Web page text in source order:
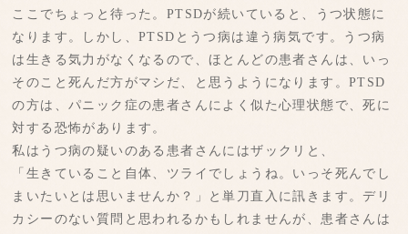
ここでちょっと待った。PTSDが続いていると、うつ状態に
なります。しかし、PTSDとうつ病は違う病気です。うつ病
は生きる気力がなくなるので、ほとんどの患者さんは、いっ
そのこと死んだ方がマシだ、と思うようになります。PTSD
の方は、パニック症の患者さんによく似た心理状態で、死に
対する恐怖があります。
私はうつ病の疑いのある患者さんにはザックリと、
「生きていること自体、ツライでしょうね。いっそ死んでし
まいたいとは思いませんか？」と単刀直入に訊きます。デリ
カシーのない質問と思われるかもしれませんが、患者さんは